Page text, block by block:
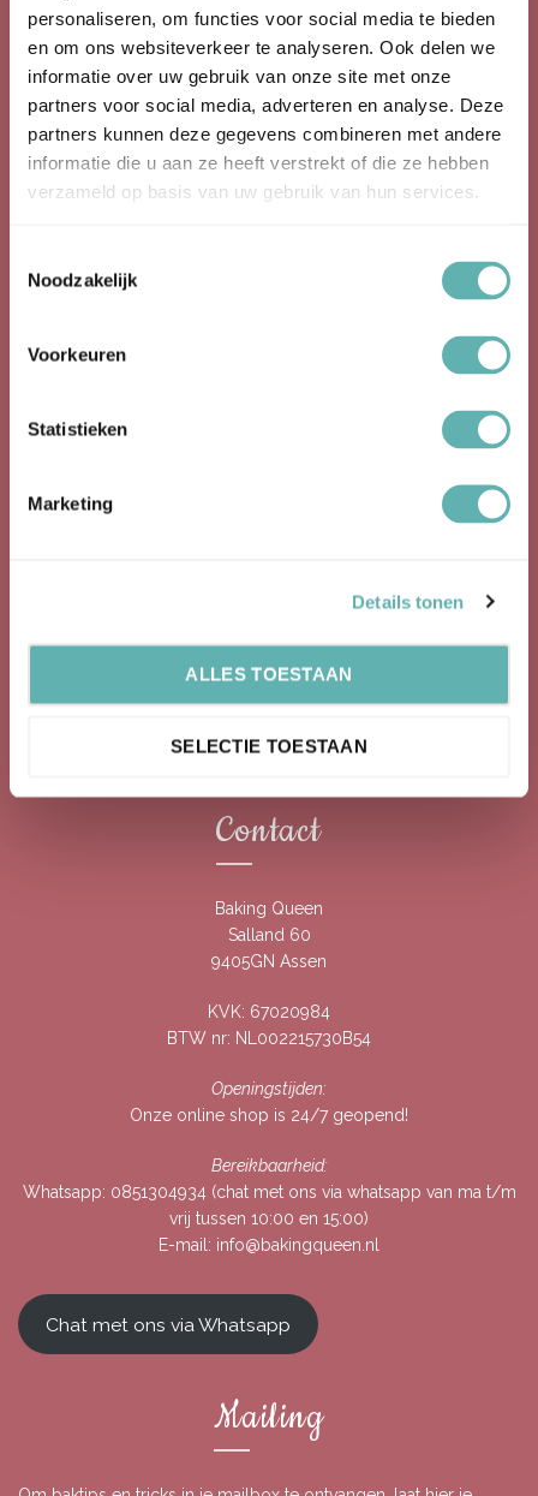
personaliseren, om functies voor social media te bieden
en om ons websiteverkeer te analyseren. Ook delen we
informatie over uw gebruik van onze site met onze
partners voor social media, adverteren en analyse. Deze
partners kunnen deze gegevens combineren met andere
informatie die u aan ze heeft verstrekt of die ze hebben
verzameld op basis van uw gebruik van hun services.
Noodzakelijk
Voorkeuren
Statistieken
Marketing
Details tonen
ALLES TOESTAAN
SELECTIE TOESTAAN
Bakspullen
Bakvormen
Cupcake Topper
Eetbare Glitter
Afhalen – Verzenden – Levertijd
Retourneren
Op werkdagen voor 15:00 besteld en betaald, is dezelfde
Gratis verzending in NL vanaf 65 euro inclusief BTW
Contact
Baking Queen
Salland 60
9405GN Assen
KVK: 67020984
BTW nr: NL002215730B54
Openingstijden:
Onze online shop is 24/7 geopend!
Bereikbaarheid:
Whatsapp: 0851304934(chat met ons via whatsapp van ma t/m
vrij tussen 10:00 en 15:00)
E-mail: info@bakingqueen.nl
Chat met ons via Whatsapp
Mailing